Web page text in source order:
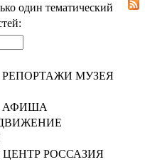
один тематический
МУЗЕЯ
АФИША
РОССАЗИЯ